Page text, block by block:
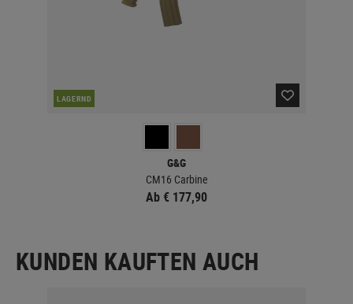
LAGERND
G&G
CM16 Carbine
Ab € 177,90
KUNDEN KAUFTEN AUCH